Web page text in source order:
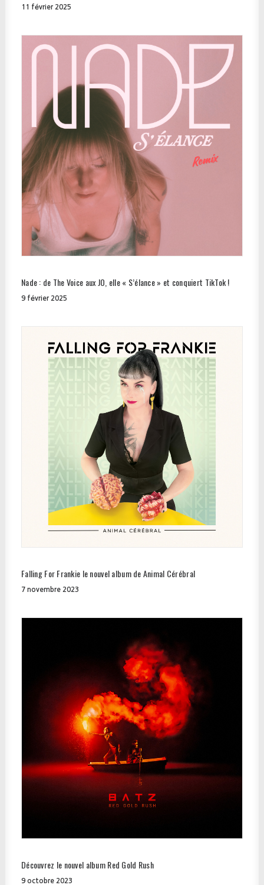
11 février 2025
Nade : de The Voice aux JO, elle « S’élance » et conquiert TikTok !
9 février 2025
Falling For Frankie le nouvel album de Animal Cérébral
7 novembre 2023
Découvrez le nouvel album Red Gold Rush
9 octobre 2023